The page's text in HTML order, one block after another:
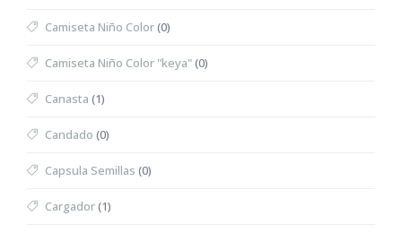
Camiseta Niño Color(0)
Camiseta Niño Color "keya"(0)
Canasta (1)
Candado (0)
Capsula Semillas (0)
Cargador(1)